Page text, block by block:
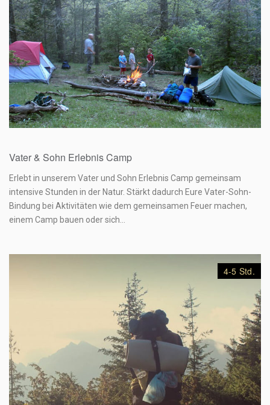
349,00 €
Vater & Sohn Erlebnis Camp
Erlebt in unserem Vater und Sohn Erlebnis Camp gemeinsam
intensive Stunden in der Natur. Stärkt dadurch Eure Vater-Sohn-
Bindung bei Aktivitäten wie dem gemeinsamen Feuer machen,
einem Camp bauen oder sich…
4-5 Std.